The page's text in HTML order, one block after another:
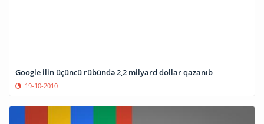
Google ilin üçüncü rübündə 2,2 milyard dollar qazanıb
19-10-2010